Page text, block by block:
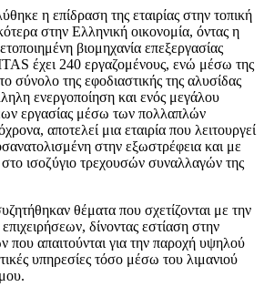
η επίδραση της εταιρίας στην τοπική
στην Ελληνική οικονομία, όντας η
βιομηχανία επεξεργασίας
έχει 240 εργαζομένους, ενώ μέσω της
σύνολο της εφοδιαστικής της αλυσίδας
ενεργοποίηση και ενός μεγάλου
εργασίας μέσω των πολλαπλών
αποτελεί μια εταιρία που λειτουργεί
στην εξωστρέφεια και με
ισοζύγιο τρεχουσών συναλλαγών της
θέματα που σχετίζονται με την
δίνοντας εστίαση στην
απαιτούνται για την παροχή υψηλού
υπηρεσίες τόσο μέσω του λιμανιού